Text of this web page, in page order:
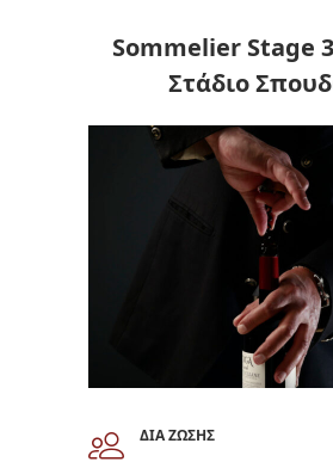
Sommelier Stage
Στάδιο
ΔΙΑ ΖΩΣΗΣ